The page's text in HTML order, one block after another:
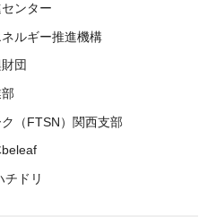
ンター
ルギー推進機構
団
（FTSN）関西支部
チドリ